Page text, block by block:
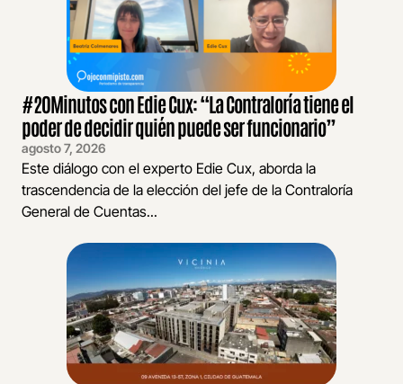
#20Minutos con Edie Cux: “La Contraloría tiene el
poder de decidir quién puede ser funcionario”
agosto 7, 2026
Este diálogo con el experto Edie Cux, aborda la
trascendencia de la elección del jefe de la Contraloría
General de Cuentas...